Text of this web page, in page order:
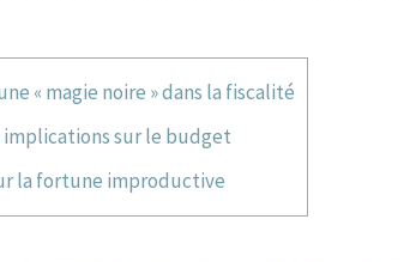
« magie noire » dans la fiscalité
implications sur le budget
la fortune improductive